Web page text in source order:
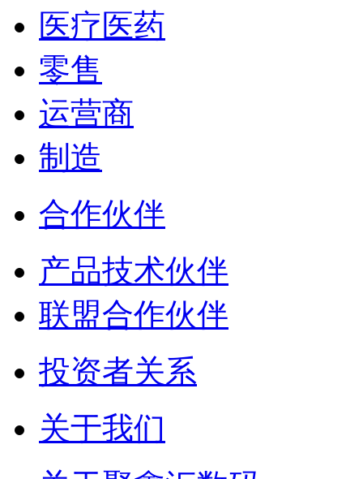
医疗医药
零售
运营商
制造
合作伙伴
产品技术伙伴
联盟合作伙伴
投资者关系
关于我们